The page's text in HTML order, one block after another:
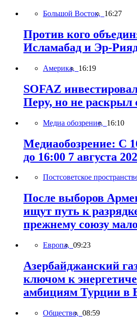
Большой Восток, 16:27
Против кого
Исламабад и Эр-
Америка, 16:19
SOFAZ
Перу, но не раскрыл
Медиа обозрение, 16:10
Медиаобозрение: С
до 16:00 7 августа
Постсоветское
После выборов
ищут путь к
прежнему союзу
Европа, 09:23
Азербайджанский
ключом к
амбициям Турции в
Общество, 08:59